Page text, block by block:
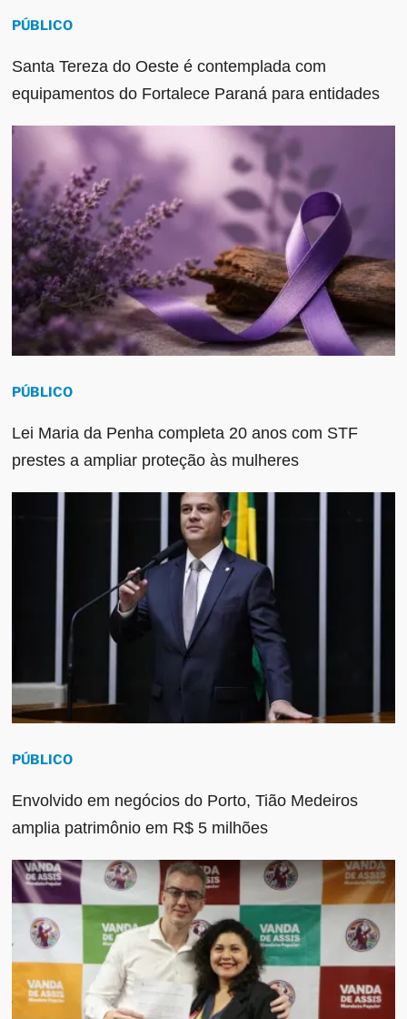
PÚBLICO
Santa Tereza do Oeste é contemplada com
equipamentos do Fortalece Paraná para entidades
PÚBLICO
Lei Maria da Penha completa 20 anos com STF
prestes a ampliar proteção às mulheres
PÚBLICO
Envolvido em negócios do Porto, Tião Medeiros
amplia patrimônio em R$ 5 milhões